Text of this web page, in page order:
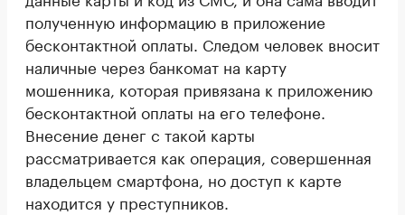
полученную информацию в приложение
бесконтактной оплаты. Следом человек вносит
наличные через банкомат на карту
мошенника, которая привязана к приложению
бесконтактной оплаты на его телефоне.
Внесение денег с такой карты
рассматривается как операция, совершенная
владельцем смартфона, но доступ к карте
находится у преступников.